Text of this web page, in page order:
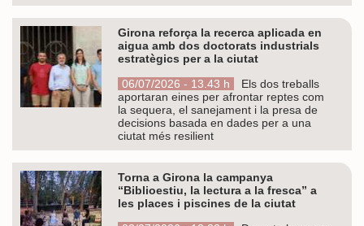
Girona reforça la recerca aplicada en
aigua amb dos doctorats industrials
estratègics per a la ciutat
06/07/2026 - 13.43 h
Els dos treballs
aportaran eines per afrontar reptes com
la sequera, el sanejament i la presa de
decisions basada en dades per a una
ciutat més resilient
Torna a Girona la campanya
“Biblioestiu, la lectura a la fresca” a
les places i piscines de la ciutat